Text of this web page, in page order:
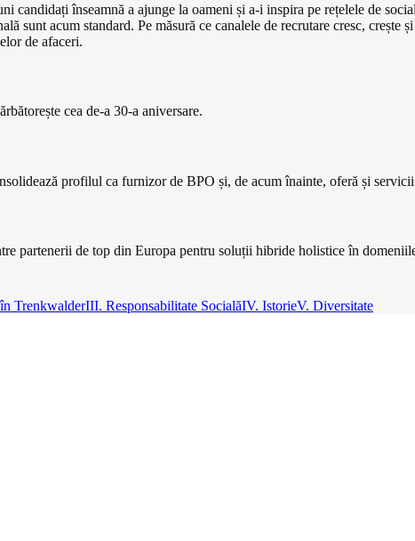
candidați înseamnă a ajunge la oameni și a-i inspira pe rețelele de
sunt acum standard. Pe măsură ce canalele de recrutare cresc,
de afaceri.
cea de-a 30-a aniversare.
profilul ca furnizor de BPO și, de acum înainte, oferă și
partenerii de top din Europa pentru soluții hibride holistice în
TrenkwalderIII. Responsabilitate SocialăIV. IstorieV. Diversitate